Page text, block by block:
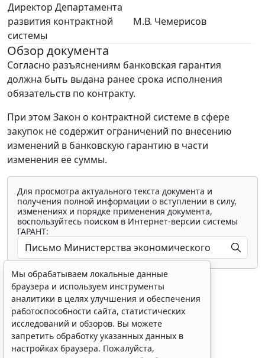
Директор Департамента
развития контрактной
системы
М.В. Чемерисов
Обзор документа
Согласно разъяснениям банковская гарантия
должна быть выдана ранее срока исполнения
обязательств по контракту.
При этом Закон о контрактной системе в сфере
закупок не содержит ограничений по внесению
изменений в банковскую гарантию в части
изменения ее суммы.
Для просмотра актуального текста документа и
получения полной информации о вступлении в силу,
изменениях и порядке применения документа,
воспользуйтесь поиском в Интернет-версии системы
ГАРАНТ:
Показать все материалы
Мы обрабатываем локальные данные
браузера и используем инструменты
аналитики в целях улучшения и обеспечения
работоспособности сайта, статистических
исследований и обзоров. Вы можете
запретить обработку указанных данных в
настройках браузера. Пожалуйста,